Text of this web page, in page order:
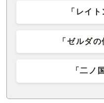
「レイ
「ゼルダ
「二ノ